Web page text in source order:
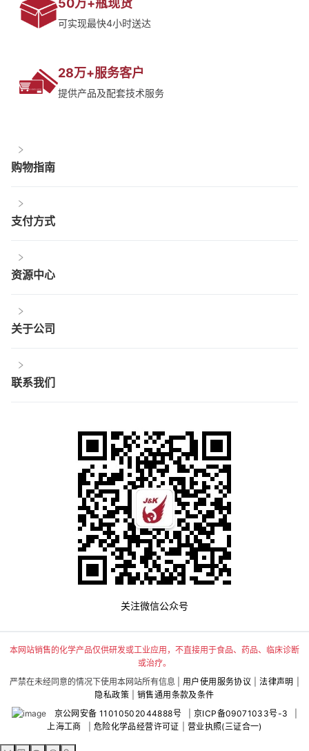
可实现最快4小时送达
28万+服务客户
提供产品及配套技术服务
购物指南
支付方式
资源中心
关于公司
联系我们
关注微信公众号
本网站销售的化学产品仅供研发或工业应用，不直接用于食品、药品、临床诊断
或治疗。
严禁在未经同意的情况下使用本网站所有信息 |
用户使用服务协议 法律声明
隐私政策
销售通用条款及条件
京公网安备 11010502044888号
京ICP备09071033号-3
上海工商
危险化学品经营许可证 营业执照(三证合一)